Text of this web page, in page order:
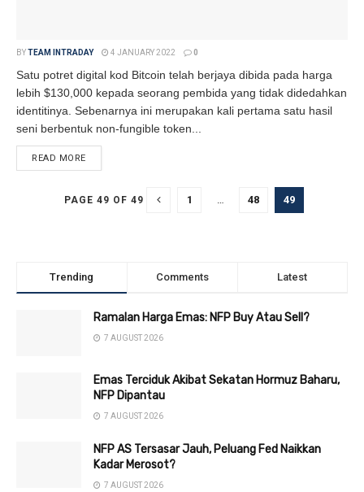
BYTEAM INTRADAY 4 JANUARY 2022 0
Satu potret digital kod Bitcoin telah berjaya dibida pada harga
lebih $130,000 kepada seorang pembida yang tidak didedahkan
identitinya. Sebenarnya ini merupakan kali pertama satu hasil
seni berbentuk non-fungible token...
READ MORE
PAGE 49 OF 49 1 … 48 49
Trending Comments Latest
Ramalan Harga Emas: NFP Buy Atau Sell?
7 AUGUST 2026
Emas Terciduk Akibat Sekatan Hormuz Baharu,
NFP Dipantau
7 AUGUST 2026
NFP AS Tersasar Jauh, Peluang Fed Naikkan
Kadar Merosot?
7 AUGUST 2026